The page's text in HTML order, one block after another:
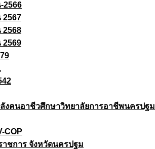
2566
2567
2568
2569
งคนอาชีวศึกษาวิทยาลัยการอาชีพนครปฐม
COP
าชการ จังหวัดนครปฐม